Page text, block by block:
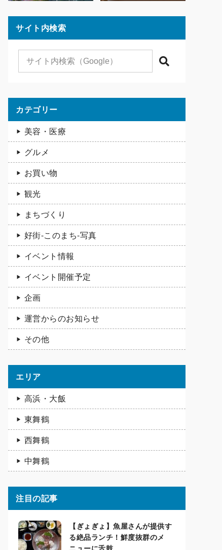
サイト内検索
検索
カテゴリー
美容・医療
グルメ
お買い物
観光
まちづくり
好街-このまち-写真
イベント情報
イベント開催予定
企画
運営からのお知らせ
その他
エリア
高浜・大飯
東舞鶴
西舞鶴
中舞鶴
注目の記事
【ぎょぎょ】魚屋さんが提供す
る絶品ランチ！鮮度抜群のメ
ニューに舌鼓